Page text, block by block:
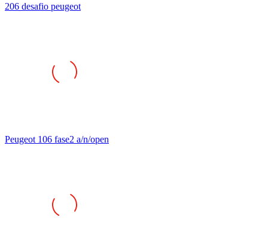
206 desafio peugeot
Peugeot 106 fase2 a/n/open